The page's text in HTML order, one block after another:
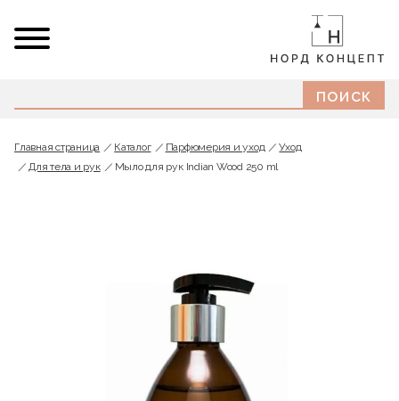
Главная страница Каталог Парфюмерия и уход
Уход
Для тела и рук
Мыло для рук Indian Wood 250 ml